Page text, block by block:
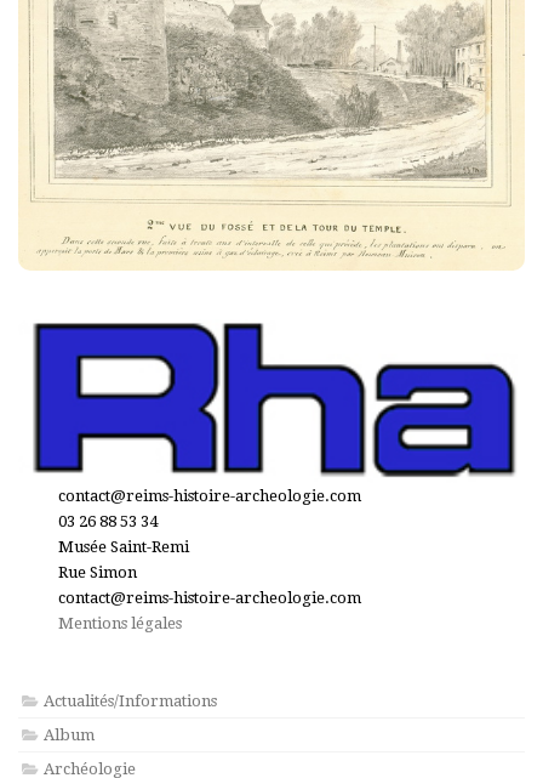
contact@reims-histoire-archeologie.com
03 26 88 53 34
Musée Saint-Remi
Rue Simon
contact@reims-histoire-archeologie.com
Mentions légales
Actualités/Informations
Album
Archéologie